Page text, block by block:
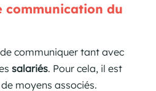
communication du
communiquer tant avec
salariés. Pour cela, il est
moyens associés.